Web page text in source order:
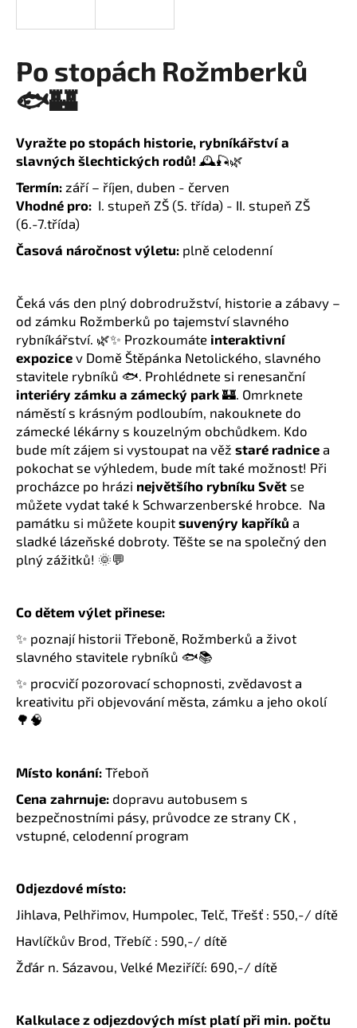
Po stopách Rožmberků
🐟🏰
Vyražte po stopách historie, rybníkářství a
slavných šlechtických rodů! 🕰️🎣🌿
Termín: září – říjen, duben - červen
Vhodné pro: I. stupeň ZŠ (5. třída) - II. stupeň ZŠ
(6.-7.třída)
Časová náročnost výletu: plně celodenní
Čeká vás den plný dobrodružství, historie a zábavy –
od zámku Rožmberků po tajemství slavného
rybníkářství. 🌿✨ Prozkoumáte interaktivní
expozice v Domě Štěpánka Netolického, slavného
stavitele rybníků 🐟. Prohlédnete si renesanční
interiéry zámku a zámecký park 🏰. Omrknete
náměstí s krásným podloubím, nakouknete do
zámecké lékárny s kouzelným obchůdkem. Kdo
bude mít zájem si vystoupat na věž staré radnice a
pokochat se výhledem, bude mít také možnost! Při
procházce po hrázi největšího rybníku Svět se
můžete vydat také k Schwarzenberské hrobce. Na
památku si můžete koupit suvenýry kapříků a
sladké lázeňské dobroty. Těšte se na společný den
plný zážitků! 🌞💬
Co dětem výlet přinese:
✨ poznají historii Třeboně, Rožmberků a život
slavného stavitele rybníků 🐟📚
✨ procvičí pozorovací schopnosti, zvědavost a
kreativitu při objevování města, zámku a jeho okolí
🌳🧠
Místo konání: Třeboň
Cena zahrnuje: dopravu autobusem s
bezpečnostními pásy, průvodce ze strany CK ,
vstupné, celodenní program
Odjezdové místo:
Jihlava, Pelhřimov, Humpolec, Telč, Třešť : 550,-/ dítě
Havlíčkův Brod, Třebíč : 590,-/ dítě
Žďár n. Sázavou, Velké Meziříčí: 690,-/ dítě
Kalkulace z odjezdových míst platí při min. počtu
í
t
?
HLEDAT
D
p
o
r
u
č
u
j
e
m
e